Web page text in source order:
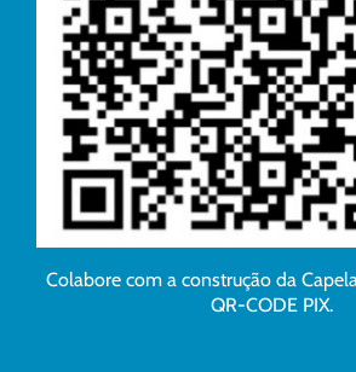
Colabore com a construção da
QR-CODE PIX.